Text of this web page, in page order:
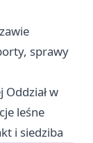
sprawy
Oddział w
leśne
i siedziba